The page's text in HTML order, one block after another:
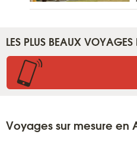
LES PLUS BEAUX VOYAGES
Voyages sur mesure en